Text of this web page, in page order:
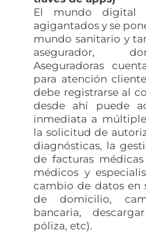
El mundo digital
agigantados y se
mundo sanitario y
asegurador,
Aseguradoras
para atención
debe registrarse al
desde ahí puede
inmediata a
la solicitud de
diagnósticas, la
de facturas
médicos y
cambio de datos en
de domicilio,
bancaria,
póliza, etc).